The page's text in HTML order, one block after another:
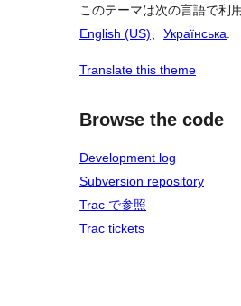
このテーマは次の言語で利
English (US)、 Українська.
Translate this theme
Browse the code
Development log
Subversion repository
Trac で参照
Trac tickets